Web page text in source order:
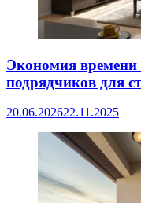
Экономия
подрядчиков для
20.06.202622.11.2025